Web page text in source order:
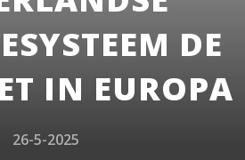
DE
IN EUROPA
26-5-2025